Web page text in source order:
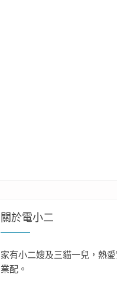
關於電小二
家有小二嫂及三貓一兒，熱
業配。